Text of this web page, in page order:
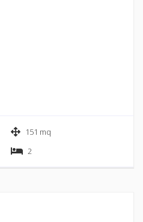
151 mq
2